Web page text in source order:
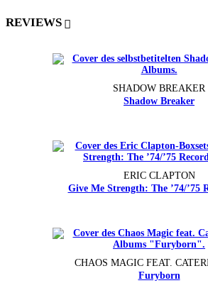
REVIEWS
SHADOW BREAKER
Shadow Breaker
ERIC CLAPTON
Give Me Strength: The ’74/’75
CHAOS MAGIC FEAT.
Furyborn